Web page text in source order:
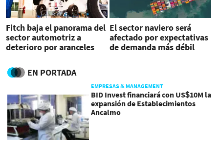
Fitch baja el panorama del
sector automotriz a
deterioro por aranceles
El sector naviero será
afectado por expectativas
de demanda más débil
EN PORTADA
EMPRESAS & MANAGEMENT
BID Invest financiará con US$10M la
expansión de Establecimientos
Ancalmo